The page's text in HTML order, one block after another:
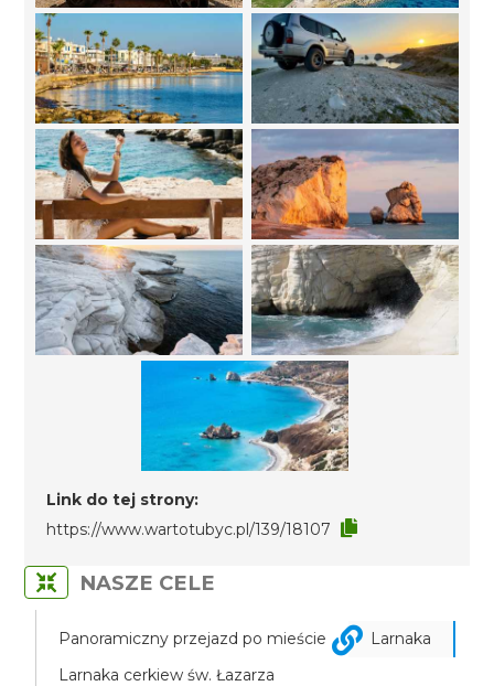
Link do tej strony:
https://www.wartotubyc.pl/139/18107
NASZE CELE
Panoramiczny przejazd po mieście
Larnaka
Larnaka cerkiew św. Łazarza